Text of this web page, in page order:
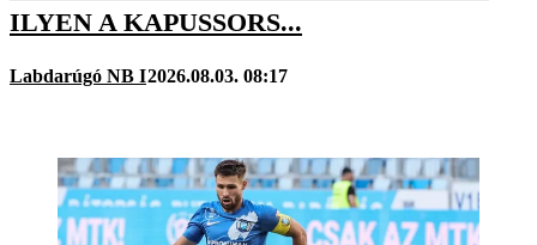
ILYEN A KAPUSSORS...
Labdarúgó NB I2026.08.03. 08:17